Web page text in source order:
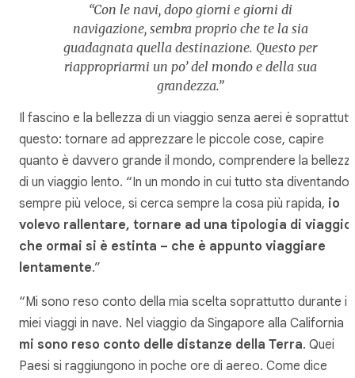
“Con le navi, dopo giorni e giorni di
navigazione, sembra proprio che te la sia
guadagnata quella destinazione. Questo per
riappropriarmi un po’ del mondo e della sua
grandezza.”
Il fascino e la bellezza di un viaggio senza aerei è
questo: tornare ad apprezzare le piccole cose, capire
quanto è davvero grande il mondo, comprendere la
di un viaggio lento. “In un mondo in cui tutto sta diventando
sempre più veloce, si cerca sempre la cosa più rapida, io
volevo rallentare, tornare ad una tipologia di viaggio
che ormai si è estinta – che è appunto viaggiare
lentamente.”
“Mi sono reso conto della mia scelta soprattutto durante i
miei viaggi in nave. Nel viaggio da Singapore alla California
mi sono reso conto delle distanze della Terra. Quei
Paesi si raggiungono in poche ore di aereo. Come dice